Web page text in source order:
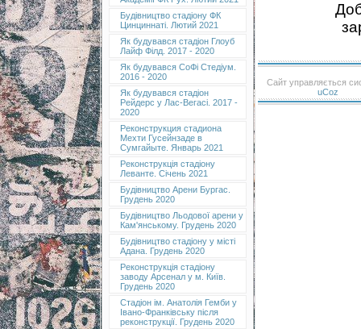
Будівництво стадіону ФК
Цинциннаті. Лютий 2021
Як будувався стадіон Глоуб
Лайф Філд. 2017 - 2020
Як будувався СоФі Стедіум.
2016 - 2020
Як будувався стадіон
Рейдерс у Лас-Вегасі. 2017 -
2020
Реконструкция стадиона
Мехти Гусейнзаде в
Сумгайыте. Январь 2021
Реконструкція стадіону
Леванте. Січень 2021
Будівництво Арени Бургас.
Грудень 2020
Будівництво Льодової арени у
Кам'янському. Грудень 2020
Будівництво стадіону у місті
Адана. Грудень 2020
Реконструкція стадіону
заводу Арсенал у м. Київ.
Грудень 2020
Cтадіон ім. Анатолія Гемби у
Івано-Франківську після
реконструкції. Грудень 2020
Сайт управляється
uCoz